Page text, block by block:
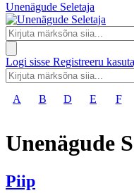
Unenägude Seletaja
Logi sisse Registreeru
A B D E F
Unenägude
Piip